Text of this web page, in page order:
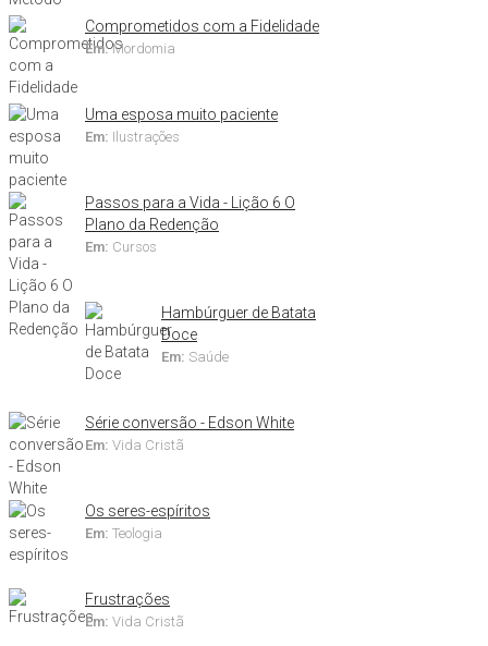
Comprometidos com a Fidelidade
Em:Mordomia
Uma esposa muito paciente
Em: Ilustrações
Passos para a Vida - Lição 6 O
Plano da Redenção
Em: Cursos
Hambúrguer de Batata
Doce
Em: Saúde
Série conversão - Edson White
Em: Vida Cristã
Os seres-espíritos
Em: Teologia
Frustrações
Em: Vida Cristã